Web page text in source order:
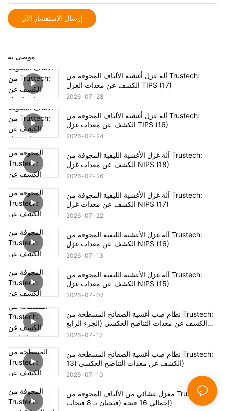
إرسال الاستفسار الآن
موصى به
آلة غزل أغشية الألياف المجوفة من Trustech:
الكشف عن معدات الغزل TIPS (17)
2026 07 28
آلة غزل أغشية الألياف المجوفة من Trustech:
الكشف عن معدات غزل TIPS (16)
2026 07 24
آلة غزل الأغشية الليفية المجوفة من Trustech:
الكشف عن معدات غزل NIPS (18)
2026 07 26
آلة غزل الأغشية الليفية المجوفة من Trustech:
الكشف عن معدات غزل NIPS (17)
2026 07 22
آلة غزل الأغشية الليفية المجوفة من Trustech:
الكشف عن معدات غزل NIPS (16)
2026 07 13
آلة غزل الأغشية الليفية المجوفة من Trustech:
الكشف عن معدات غزل NIPS (15)
2026 07 07
نظام صب أغشية الصفائح المسطحة من Trustech:
الكشف عن معدات التناضح العكسي (الجزء الرابع
عشر)2026 07 17
نظام صب أغشية الصفائح المسطحة من Trustech:
الكشف عن معدات التناضح العكسي (13)
2026 07 10
مغزل غشائي من الألياف المجوفة من Trustech:
إجمالي 16 فتحة (فتحتان بـ 8 فتحات)